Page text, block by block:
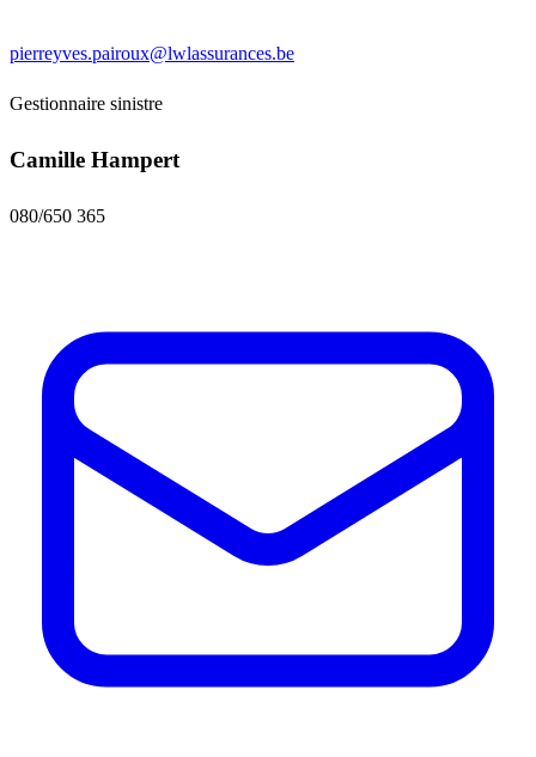
pierreyves.pairoux@lwlassurances.be
Gestionnaire sinistre
Camille Hampert
080/650 365